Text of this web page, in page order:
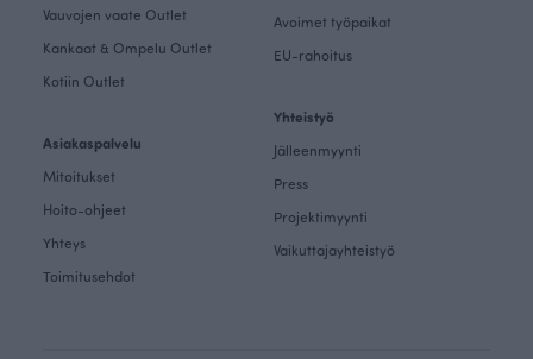
Vauvojen vaate Outlet
Kankaat & Ompelu Outlet
Kotiin Outlet
Asiakaspalvelu
Mitoitukset
Hoito-ohjeet
Yhteys
Toimitusehdot
Avoimet työpaikat
EU-rahoitus
Yhteistyö
Jälleenmyynti
Press
Projektimyynti
Vaikuttajayhteistyö